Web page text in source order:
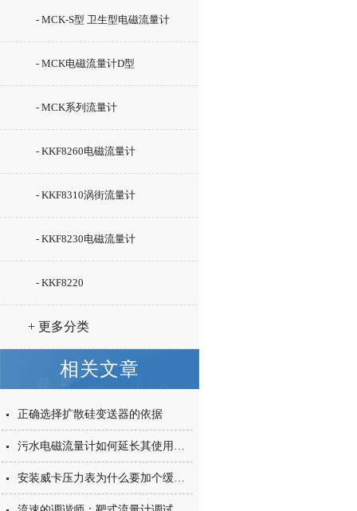
- MCK-S型 卫生型电磁流量计
- MCK电磁流量计D型
- MCK系列流量计
- KKF8260电磁流量计
- KKF8310涡街流量计
- KKF8230电磁流量计
- KKF8220
+ 更多分类
相关文章
正确选择扩散硅变送器的依据
污水电磁流量计如何延长其使用寿命？
安装威卡压力表为什么要加个缓冲管？